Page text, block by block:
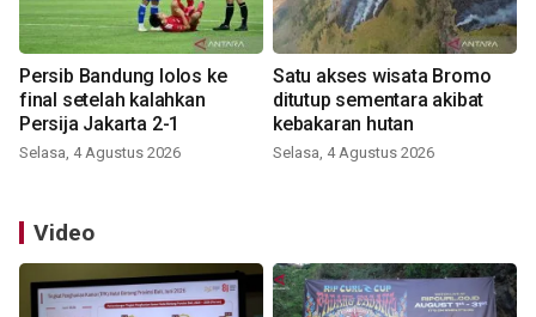
Persib Bandung lolos ke
final setelah kalahkan
Persija Jakarta 2-1
Selasa, 4 Agustus 2026
Satu akses wisata Bromo
ditutup sementara akibat
kebakaran hutan
Selasa, 4 Agustus 2026
Video